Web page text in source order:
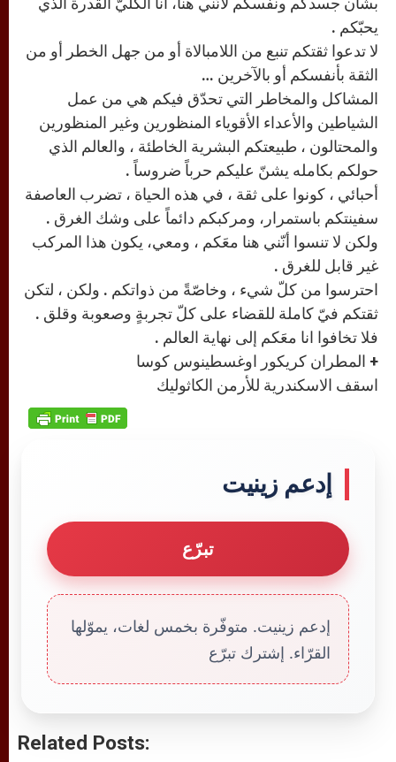
يحبّكم .
لا تدعوا ثقتكم تنبع من اللامبالاة أو من جهل الخطر أو من
الثقة بأنفسكم أو بالآخرين …
المشاكل والمخاطر التي تحدّق فيكم هي من عمل
الشياطين والأعداء الأقوياء المنظورين وغير المنظورين
والمحتالون ، طبيعتكم البشرية الخاطئة ، والعالم الذي
حولكم بكامله يشنّ عليكم حرباً ضروساً .
أحبائي ، كونوا على ثقة ، في هذه الحياة ، تضرب العاصفة
سفينتكم باستمرار، ومركبكم دائماً على وشك الغرق .
ولكن لا تنسوا أنّني هنا معَكم ، ومعي، يكون هذا المركب
غير قابل للغرق .
احترسوا من كلّ شيء ، وخاصّةً من ذواتكم . ولكن ، لتكن
ثقتكم فيّ كاملة للقضاء على كلّ تجربةٍ وصعوبة وقلق .
فلا تخافوا انا معَكم إلى نهاية العالم .
+ المطران كريكور اوغسطينوس كوسا
اسقف الاسكندرية للأرمن الكاثوليك
إدعم زينيت
تبرّع
إدعم زينيت. متوفّرة بخمس لغات، يموّلها
القرّاء. إشترك تبرّع
Related Posts: